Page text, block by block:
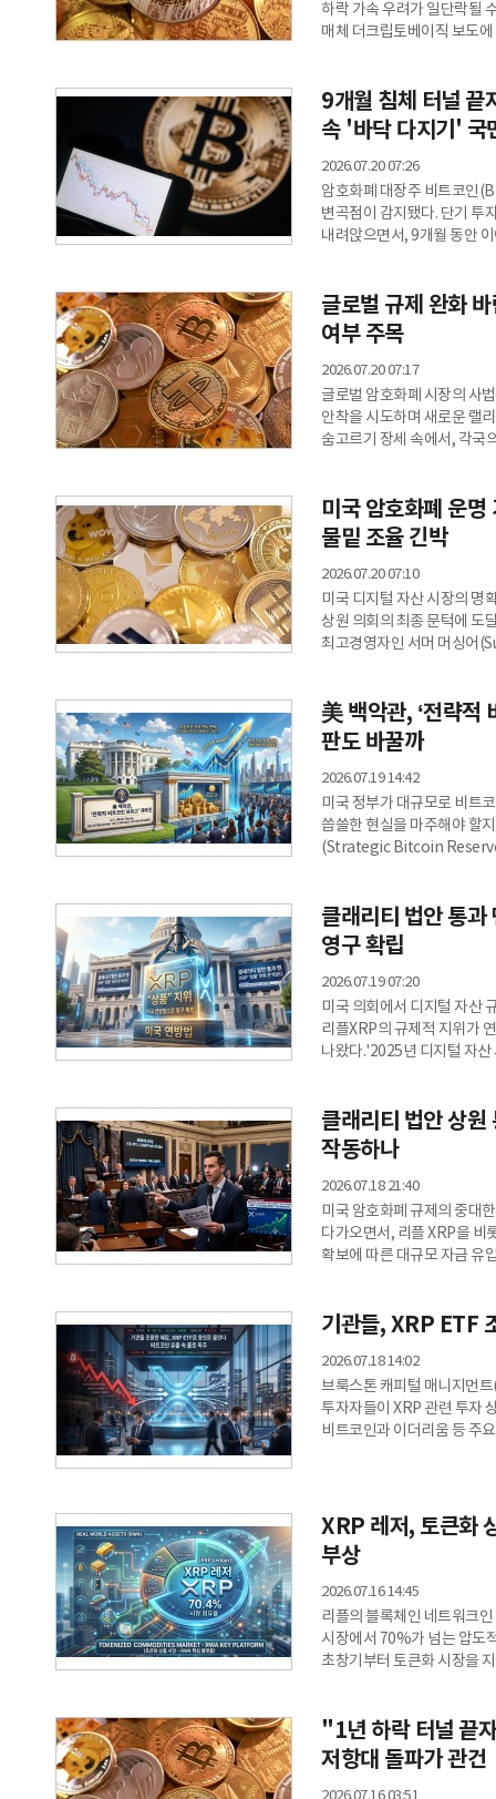
하락 가속 우려가 일단락될 수 있다는 분
매체 더크립토베이직 보도
24시간 동안 바이낸스 선물
매도(숏) 포지션은 약 12만
9개월 침체 터널 끝
속 '바닥 다지기' 국
2026.07.20 07:26
암호화폐 대장주 비트코인
변곡점이 감지됐다. 단기 투
내려앉으면서, 9개월 동안
같은 매입 단가 역전 현상이
보유 기간 6개월 미만의 지
글로벌 규제 완화
여부 주목
2026.07.20 07:17
글로벌 암호화폐 시장의 사
안착을 시도하며 새로운 랠
숨고르기 장세 속에서, 각국
사이의 강력한 지지 구간을
방향성을 가를 최대 분수령
미국 암호화폐 운
물밑 조율 긴박
2026.07.20 07:10
미국 디지털 자산 시장의 명
상원 의회의 최종 문턱에 도
최고경영자인 서머 머싱어
단일안으로 통합하는 막바
표심을 움직일 공직자 윤리
美 백악관, ‘전략적
판도 바꿀까
2026.07.19 14:42
미국 정부가 대규모로 비트
씁쓸한 현실을 마주해야 할
(Strategic Bitcoin
위한 별도의 예산을 배정하
때문이다.212억 달러 보유
클래리티 법안 통
영구 확립
2026.07.19 07:20
미국 의회에서 디지털 자산
리플XRP의 규제적 지위가
나왔다.'2025년 디지털 자
밥그릇 싸움 끝낸다…XRP '
타블로이드에 따르면 금융
법안이 XRP와 암호화
클래리티 법안 상원
작동하나
2026.07.18 21:40
미국 암호화폐 규제의 중대
다가오면서, 리플 XRP을 비
확보에 따른 대규모 자금 유
자산·금융 기술 및 인공지
기관들, XRP ETF
2026.07.18 14:02
브룩스톤 캐피털 매니지먼
투자자들이 XRP 관련 투자
비트코인과 이더리움 등 주
자산) 보고서에 따르면, 일
'변동성 주식 신
XRP 레저, 토큰화
부상
2026.07.16 14:45
리플의 블록체인 네트워크
시장에서 70%가 넘는 압도
초창기부터 토큰화 시장을
전 세계 토큰화 상품 시장의
4,000만 달러에서 무려 38
당초
"1년 하락 터널 끝
저항대 돌파가 관건